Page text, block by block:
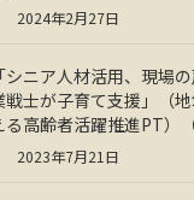
2024年2月27日
「シニア人材活用、現場
戦士が子育て支援」（
る高齢者活躍推進PT）
2023年7月21日